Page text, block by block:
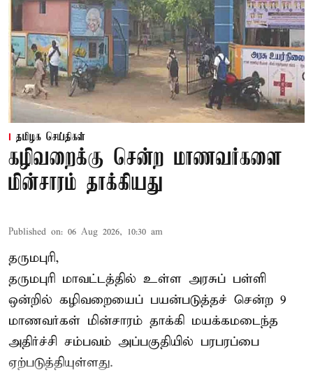
தமிழக செய்திகள்
கழிவறைக்கு சென்ற மாணவர்களை
மின்சாரம் தாக்கியது
Published on: 06 Aug 2026, 10:30 am
தருமபுரி,
தருமபுரி மாவட்டத்தில் உள்ள அரசுப் பள்ளி
ஒன்றில் கழிவறையைப் பயன்படுத்தச் சென்ற 9
மாணவர்கள் மின்சாரம் தாக்கி மயக்கமடைந்த
அதிர்ச்சி சம்பவம் அப்பகுதியில் பரபரப்பை
ஏற்படுத்தியுள்ளது.